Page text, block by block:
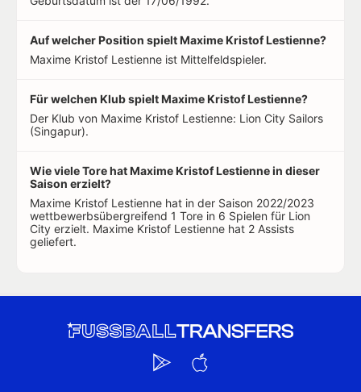
Auf welcher Position spielt Maxime Kristof Lestienne?
Maxime Kristof Lestienne ist Mittelfeldspieler.
Für welchen Klub spielt Maxime Kristof Lestienne?
Der Klub von Maxime Kristof Lestienne: Lion City Sailors
(Singapur).
Wie viele Tore hat Maxime Kristof Lestienne in dieser
Saison erzielt?
Maxime Kristof Lestienne hat in der Saison 2022/2023
wettbewerbsübergreifend 1 Tore in 6 Spielen für Lion
City erzielt. Maxime Kristof Lestienne hat 2 Assists
geliefert.